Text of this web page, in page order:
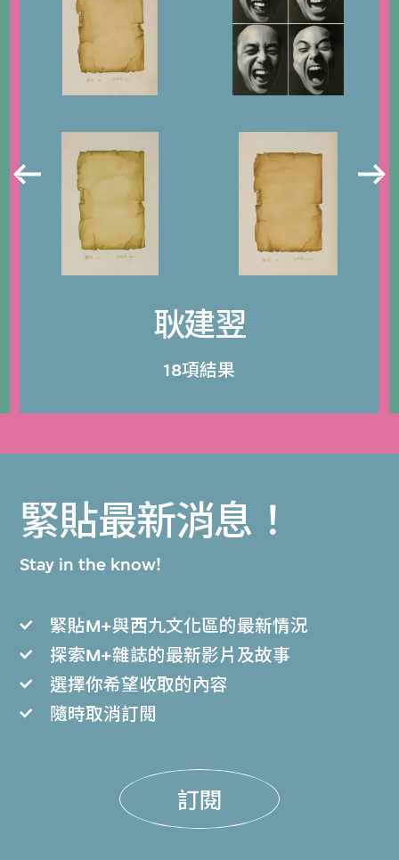
耿建翌
18項結果
緊貼最新消息！
Stay in the know!
緊貼M+與西九文化區的最新情況
探索M+雜誌的最新影片及故事
選擇你希望收取的內容
隨時取消訂閲
訂閱